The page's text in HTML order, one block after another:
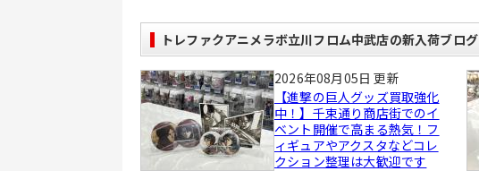
トレファクアニメラボ立川フロム中武店の新入荷ブログ
2026年08月05日 更新
【進撃の巨人グッズ買取強化
中！】千束通り商店街でのイ
ベント開催で高まる熱気！フ
ィギュアやアクスタなどコレ
クション整理は大歓迎です